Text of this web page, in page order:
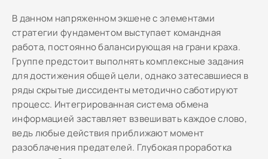
В данном напряженном экшене с элементами
стратегии фундаментом выступает командная
работа, постоянно балансирующая на грани краха.
Группе предстоит выполнять комплексные задания
для достижения общей цели, однако затесавшиеся в
ряды скрытые диссиденты методично саботируют
процесс. Интегрированная система обмена
информацией заставляет взвешивать каждое слово,
ведь любые действия приближают момент
разоблачения предателей. Глубокая проработка